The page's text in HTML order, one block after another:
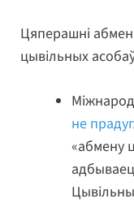
Цяперашні
цывільных
не
«абмену